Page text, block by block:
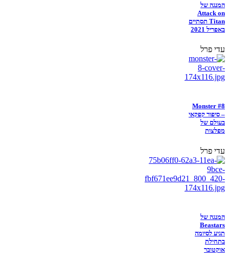
המנגה של
Attack on
Titan תסתיים
באפריל 2021
עדי פרל
Monster #8
– סיפור קפקאי
בעולם של
מפלצות
עדי פרל
המנגה של
Beastars
תגיע לסיומה
בתחילת
אוקטובר